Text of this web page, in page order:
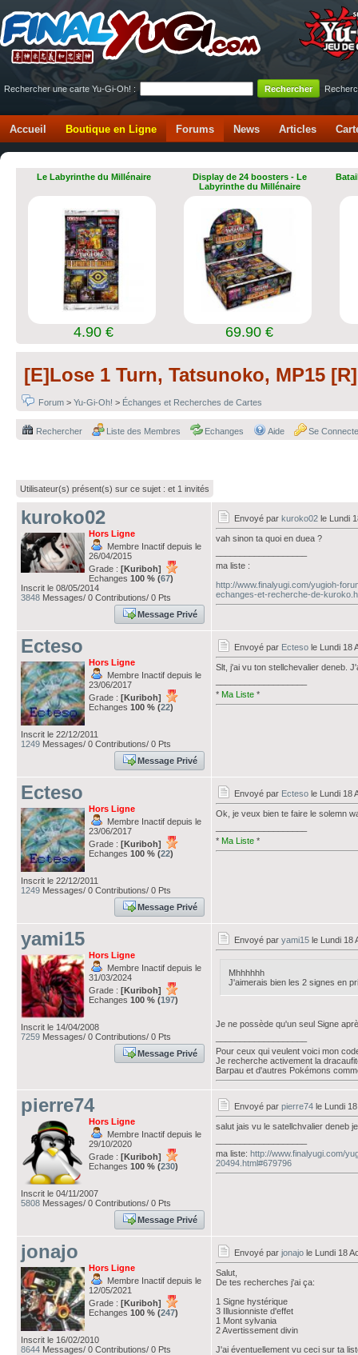
Rechercher une carte Yu-Gi-Oh! :
Accueil Boutique en Ligne Forums News Articles
Le Labyrinthe du Millénaire
4.90 €
Display de 24 boosters - Le
Labyrinthe du Millénaire
69.90 €
[E]Lose 1 Turn, Tatsunoko, MP15
Forum > Yu-Gi-Oh! > Échanges et Recherches de Cartes
Rechercher Liste des Membres Echanges Aide Se
Utilisateur(s) présent(s) sur ce sujet : et 1 invités
kuroko02
Hors Ligne
Membre Inactif depuis le
26/04/2015
Grade : [Kuriboh]
Echanges 100 % (67)
Inscrit le 08/05/2014
3848 Messages/ 0 Contributions/ 0 Pts
Message Privé
Envoyé par kuroko02 le Lundi
vah sinon ta quoi en duea ?
ma liste :
http://www.finalyugi.com/yugioh-
echanges-et-recherche-de-
Ecteso
Hors Ligne
Membre Inactif depuis le
23/06/2017
Grade : [Kuriboh]
Echanges 100 % (22)
Inscrit le 22/12/2011
1249 Messages/ 0 Contributions/ 0 Pts
Message Privé
Envoyé par Ecteso le Lundi 18
Slt, j'ai vu ton stellchevalier deneb.
* Ma Liste *
Ecteso
Hors Ligne
Membre Inactif depuis le
23/06/2017
Grade : [Kuriboh]
Echanges 100 % (22)
Inscrit le 22/12/2011
1249 Messages/ 0 Contributions/ 0 Pts
Message Privé
Envoyé par Ecteso le Lundi 18
Ok, je veux bien te faire le solemn
* Ma Liste *
yami15
Hors Ligne
Membre Inactif depuis le
31/03/2024
Grade : [Kuriboh]
Echanges 100 % (197)
Inscrit le 14/04/2008
7259 Messages/ 0 Contributions/ 0 Pts
Message Privé
Envoyé par yami15 le Lundi 18
Mhhhhhh
J'aimerais bien les 2 signes en
Je ne possède qu'un seul Signe
Pour ceux qui veulent voici mon
Je recherche activement la
Barpau et d'autres Pokémons
pierre74
Hors Ligne
Membre Inactif depuis le
29/10/2020
Grade : [Kuriboh]
Echanges 100 % (230)
Inscrit le 04/11/2007
5808 Messages/ 0 Contributions/ 0 Pts
Message Privé
Envoyé par pierre74 le Lundi
salut jais vu le satellchvalier deneb
ma liste: http://www.finalyugi.com/
20494.html#679796
jonajo
Hors Ligne
Membre Inactif depuis le
12/05/2021
Grade : [Kuriboh]
Echanges 100 % (247)
Inscrit le 16/02/2010
8644 Messages/ 0 Contributions/ 0 Pts
Envoyé par jonajo le Lundi 18
Salut,
De tes recherches j'ai ça:
1 Signe hystérique
3 Illusionniste d'effet
1 Mont sylvania
2 Avertissement divin
J'ai éventuellement vu ceci sur ta